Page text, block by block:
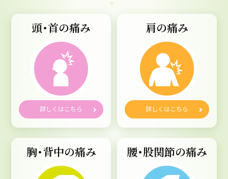
頭・首の痛み
詳しくはこちら
肩の痛み
詳しくはこちら
胸・背中の痛み 腰・股関節の痛み